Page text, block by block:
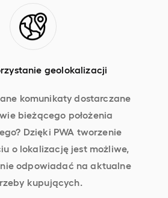
geolokalizacji
komunikaty dostarczane
bieżącego położenia
Dzięki PWA tworzenie
o lokalizację jest możliwe,
odpowiadać na aktualne
kupujących.